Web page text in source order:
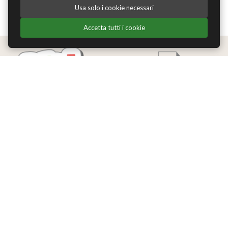
Usa solo i cookie necessari
Accetta tutti i cookie